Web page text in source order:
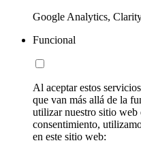
Google Analytics,
Funcional
Al aceptar estos
que van más allá de la
utilizar nuestro sitio
consentimiento,
en este sitio web: